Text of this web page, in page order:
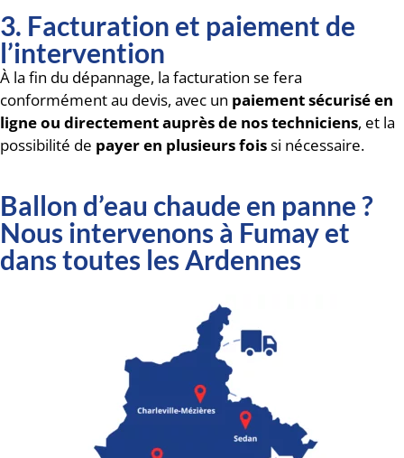
3. Facturation et paiement de
l’intervention
À la fin du dépannage, la facturation se fera
conformément au devis, avec un paiement sécurisé en
ligne ou directement auprès de nos techniciens, et la
possibilité de payer en plusieurs foissi nécessaire.
Ballon d’eau chaude en panne ?
Nous intervenons à Fumay et
dans toutes les Ardennes